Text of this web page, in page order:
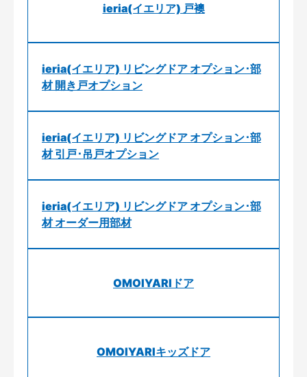
ieria(イエリア) 戸襖
ieria(イエリア) リビングドア オプション･部
材 開き戸オプション
ieria(イエリア) リビングドア オプション･部
材 引戸･吊戸オプション
ieria(イエリア) リビングドア オプション･部
材 オーダー用部材
OMOIYARIドア
OMOIYARIキッズドア